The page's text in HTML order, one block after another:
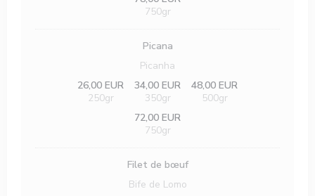
750gr
Picana
Picanha
26,00 EUR
250gr
34,00 EUR
350gr
48,00 EUR
500gr
72,00 EUR
750gr
Filet de bœuf
Bife de Lomo